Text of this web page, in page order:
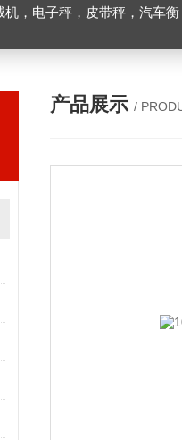
机，电子秤，皮带秤，汽车
产品展示 /